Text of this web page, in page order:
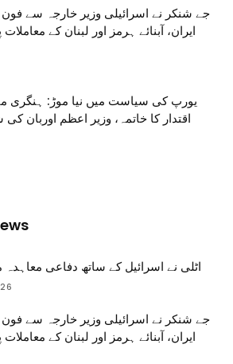
جے شنکر نے اسرائیلی وزیر خارجہ سے
ایران، آبنائے ہرمز اور لبنان کے معاملات
اقتدار کا خاتمہ، وزیر اعظم
اٹلی نے اسرائیل کے ساتھ دفاعی معاہدہ
جے شنکر نے اسرائیلی وزیر خارجہ سے
ایران، آبنائے ہرمز اور لبنان کے معاملات